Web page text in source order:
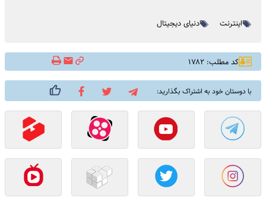
اینترنت دنیای دیجیتال
کد مطلب: ۱۷۸۲
با دوستان خود به اشتراک بگذارید: